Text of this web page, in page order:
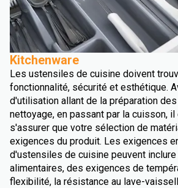
Kitchenware
Les ustensiles de cuisine doivent
fonctionnalité, sécurité et esthétique.
d'utilisation allant de la préparation
nettoyage, en passant par la cuisson,
s'assurer que votre sélection de
exigences du produit. Les exigences
d'ustensiles de cuisine peuvent
alimentaires, des exigences de
flexibilité, la résistance au lave-